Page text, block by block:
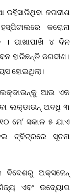
ଜଗଦୀଶ
କରୋନା
। ପାଖାପାଖି ୪ ଦିନ
ହାରିଛନ୍ତି ଜଗଦୀଶ।
ହୋଇଥିଲା।
ଲକ୍‌ଡାଉନ୍‌କୁ ଆଉ ଏକ
ଲକ୍‌ଡାଉନ୍‌ ଅବଧି ୩
ମେ’ ସକାଳ ୫ ଯାଏ
ଟ୍ବିଟ୍‌ରରେ ସୂଚନା
ବିଦେଶରୁ ଅକ୍ସଜେନ୍‌
ଏବଂ ଉଦ୍ୟୋଗ